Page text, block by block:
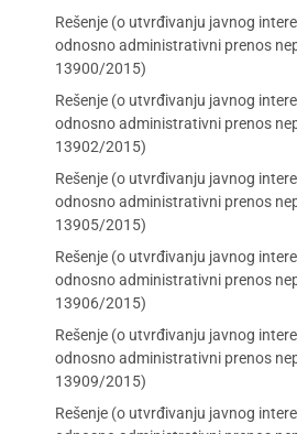
Rešenje (o utvrđivanju javnog
odnosno administrativni prenos
13900/2015)
Rešenje (o utvrđivanju javnog
odnosno administrativni prenos
13902/2015)
Rešenje (o utvrđivanju javnog
odnosno administrativni prenos
13905/2015)
Rešenje (o utvrđivanju javnog
odnosno administrativni prenos
13906/2015)
Rešenje (o utvrđivanju javnog
odnosno administrativni prenos
13909/2015)
Rešenje (o utvrđivanju javnog